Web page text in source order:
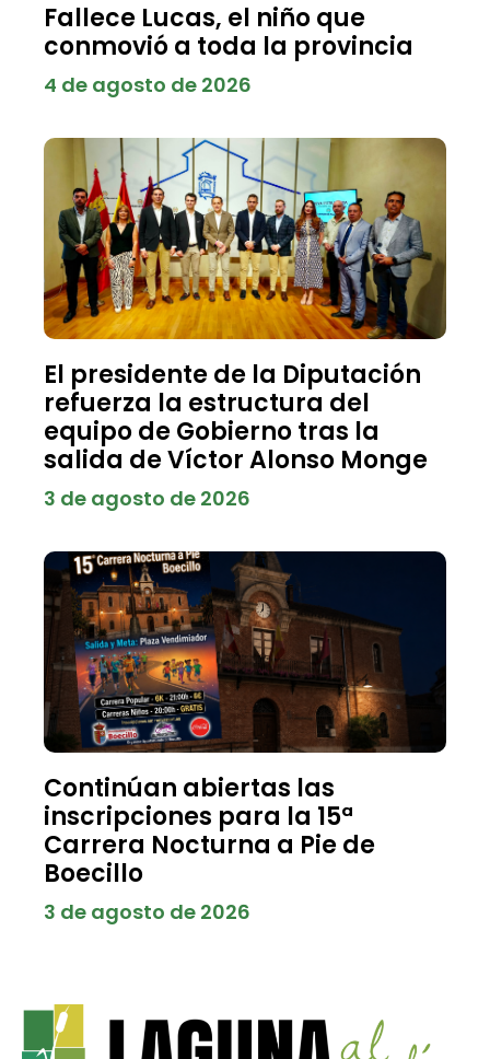
Fallece Lucas, el niño que
conmovió a toda la provincia
4 de agosto de 2026
El presidente de la Diputación
refuerza la estructura del
equipo de Gobierno tras la
salida de Víctor Alonso Monge
3 de agosto de 2026
Continúan abiertas las
inscripciones para la 15ª
Carrera Nocturna a Pie de
Boecillo
3 de agosto de 2026